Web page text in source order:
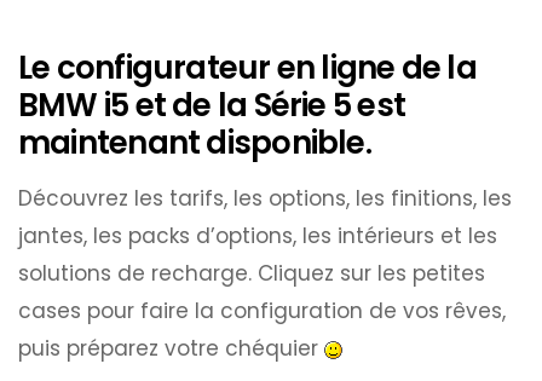
Le configurateur en ligne de la
BMW i5 et de la Série 5 est
maintenant disponible.
Découvrez les tarifs, les options, les finitions, les
jantes, les packs d’options, les intérieurs et les
solutions de recharge. Cliquez sur les petites
cases pour faire la configuration de vos rêves,
puis préparez votre chéquier